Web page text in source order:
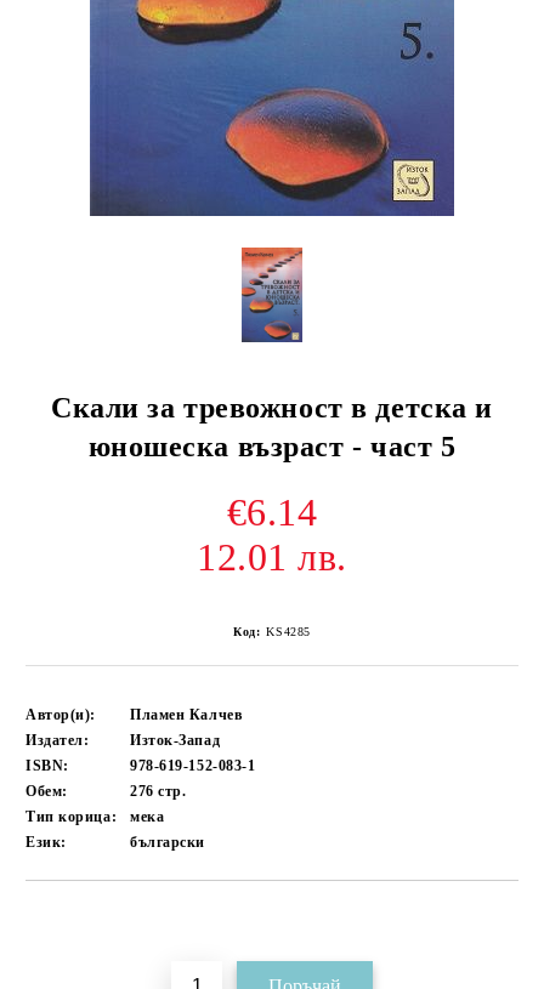
Скали за тревожност в детска и
юношеска възраст - част 5
€6.14
12.01 лв.
Код: KS4285
Автор(и):
Пламен Калчев
Издател:
Изток-Запад
ISBN:
978-619-152-083-1
Обем:
276стр.
Тип корица:
мека
Език:
български